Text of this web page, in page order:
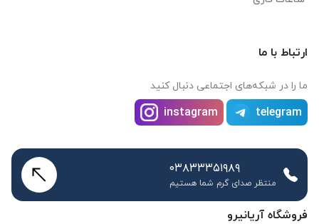
فروشگاه آریانیرو
ارتباط با ما
ما را در شبکه‌های اجتماعی دنبال کنید
telegram
instagram
۰۳۸۳۳۳۵۱۹۸۹
منتظر صدای گرم شما هستیم